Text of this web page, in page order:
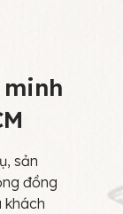
sản
đồng
khách